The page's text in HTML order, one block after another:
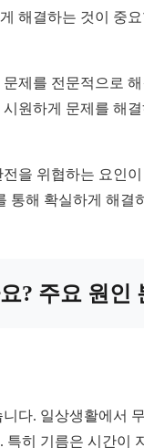
해결하는 것이 중
제를 전문적으로
원하게 문제를 해
을 위협하는 요인
통해 확실하게 해
? 주요 원인
다. 일상생활에서
히 기름은 시간이